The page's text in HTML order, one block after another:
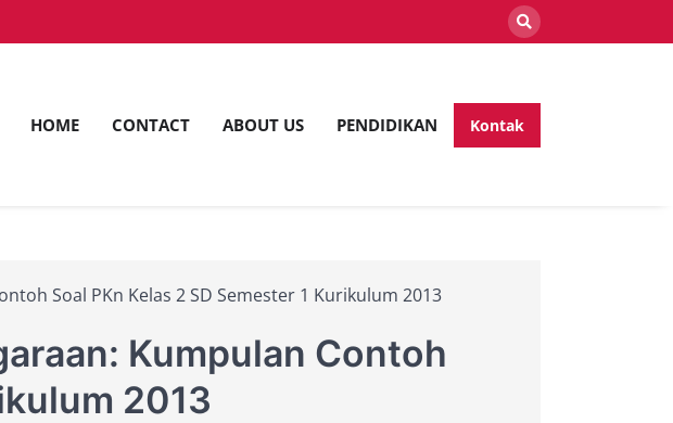
Inovasi dan Keunggulan
HOME CONTACT ABOUT US PENDIDIKAN Kontak
Soal PKn Kelas 2 SD Semester 1 Kurikulum 2013
Kumpulan Contoh
2013